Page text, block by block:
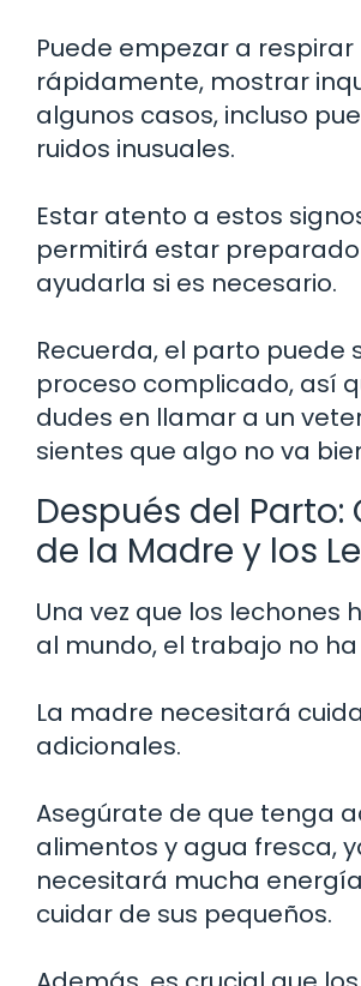
Puede empezar a
rápidamente, mostrar
algunos casos, incluso
ruidos inusuales.
Estar atento a estos
permitirá estar
ayudarla si es necesario.
Recuerda, el parto puede
proceso complicado, así
dudes en llamar a un
sientes que algo no va
Después del
de la Madre y los
Una vez que los lechones
al mundo, el trabajo no
La madre necesitará
adicionales.
Asegúrate de que tenga
alimentos y agua fresca,
necesitará mucha
cuidar de sus pequeños.